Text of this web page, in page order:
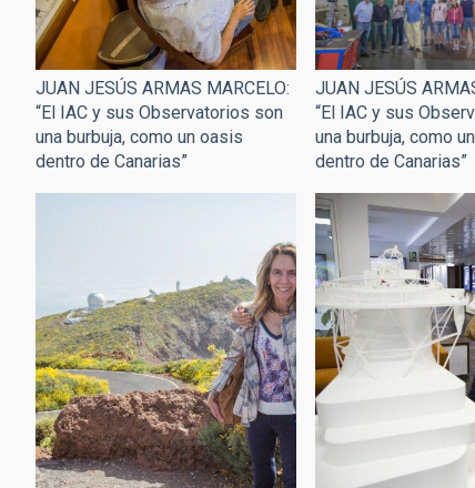
JUAN JESÚS ARMAS MARCELO:
“El IAC y sus Observatorios son
una burbuja, como un oasis
dentro de Canarias”
JUAN JESÚS
“El IAC y sus
una burbuja, como
dentro de Canarias”